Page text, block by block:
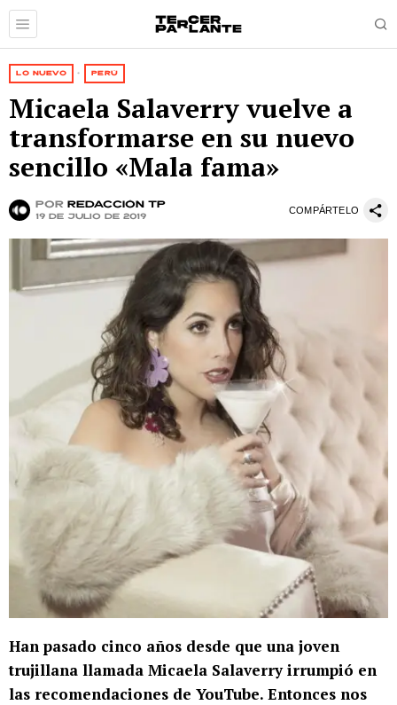
LO NUEVO · PERÚ
Micaela Salaverry vuelve a
transformarse en su nuevo
sencillo «Mala fama»
por Redacción TP
19 de julio de 2019
COMPÁRTELO
Han pasado cinco años desde que una joven
trujillana llamada Micaela Salaverry irrumpió en
las recomendaciones de YouTube. Entonces nos